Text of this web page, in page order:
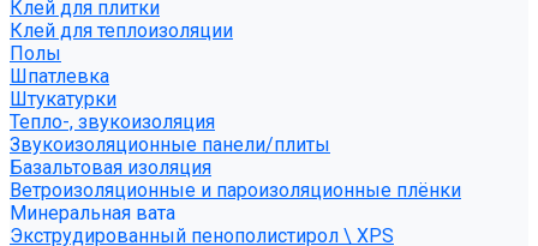
Клей для плитки
Клей для теплоизоляции
Полы
Шпатлевка
Штукатурки
Тепло-, звукоизоляция
Звукоизоляционные панели/плиты
Базальтовая изоляция
Ветроизоляционные и пароизоляционные плёнки
Минеральная вата
Экструдированный пенополистирол \ XPS